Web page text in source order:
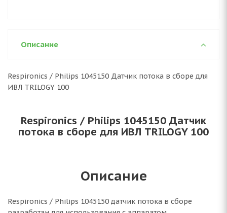
Описание
Respironics / Philips 1045150 Датчик потока в сборе для
ИВЛ TRILOGY 100
Respironics / Philips 1045150 Датчик
потока в сборе для ИВЛ TRILOGY 100
Описание
Respironics / Philips 1045150 датчик потока в сборе